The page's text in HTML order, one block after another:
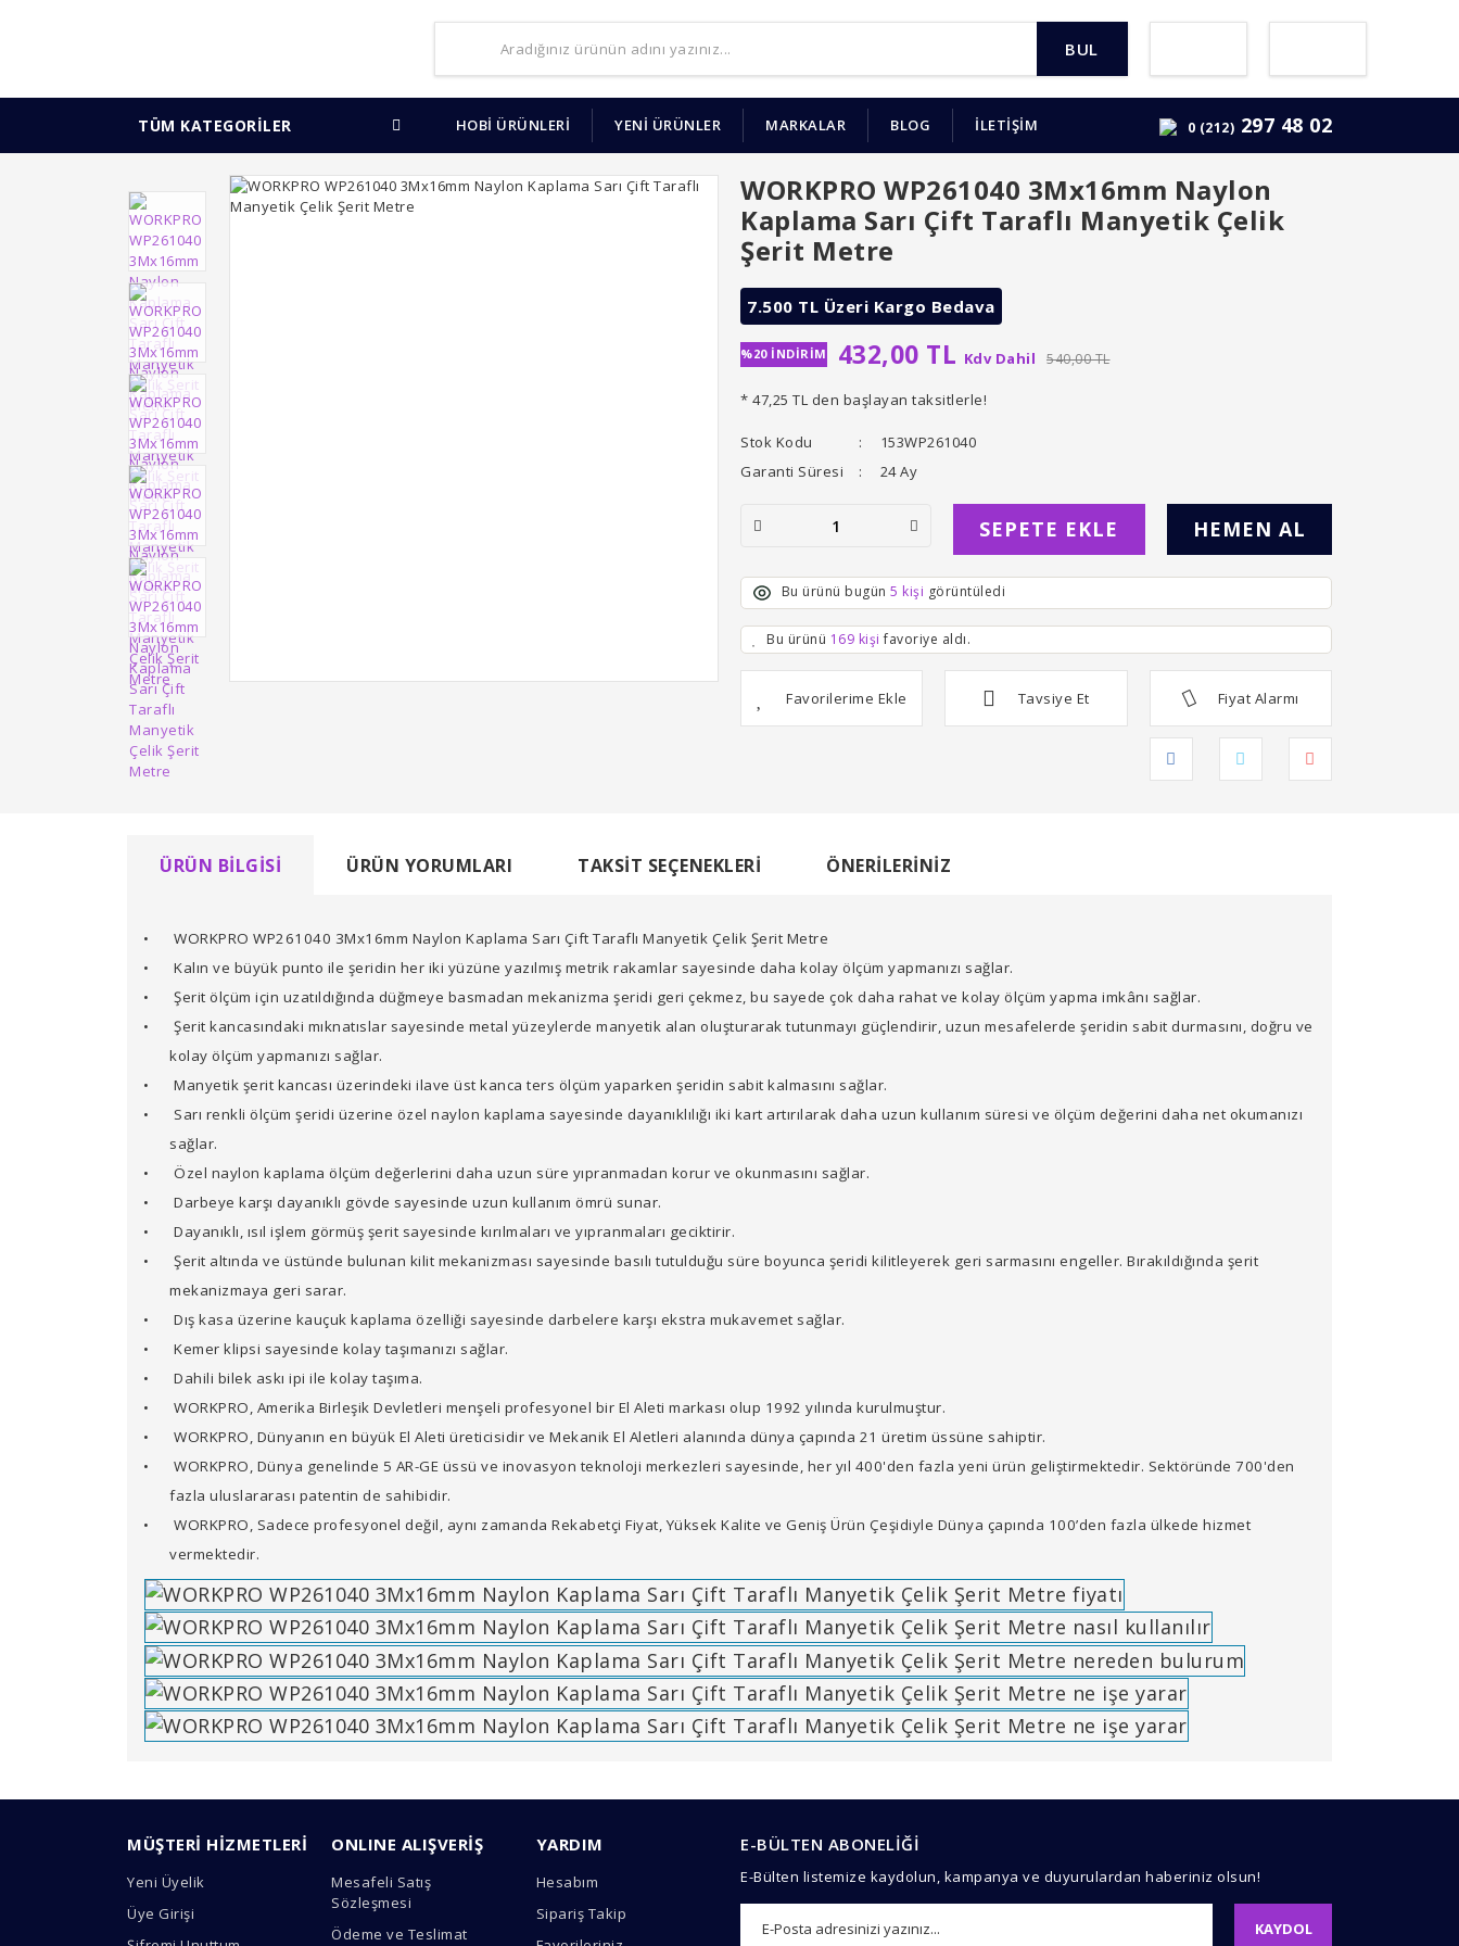
BUL
TÜM KATEGORİLER HOBİ ÜRÜNLERİ YENİ ÜRÜNLER MARKALAR BLOG İLETİŞİM 0 (212) 297 48 02
WORKPRO WP261040 3Mx16mm Naylon
Kaplama Sarı Çift Taraflı Manyetik Çelik
Şerit Metre
7.500 TL Üzeri Kargo Bedava
%20 İNDİRİM 432,00 TL Kdv Dahil 540,00 TL
* 47,25 TL den başlayan taksitlerle!
Stok Kodu
153WP261040
Garanti Süresi
24 Ay
SEPETE EKLE HEMEN AL
Bu ürünü bugün 5 kişi görüntüledi
Bu ürünü 169 kişi favoriye aldı.
Tavsiye Et Fiyat Alarmı
ÜRÜN BILGISI ÜRÜN YORUMLARI TAKSIT SEÇENEKLERI ÖNERILERINIZ
•
WORKPRO WP261040 3Mx16mm Naylon Kaplama Sarı Çift Taraflı Manyetik Çelik Şerit Metre
•
Kalın ve büyük punto ile şeridin her iki yüzüne yazılmış metrik rakamlar sayesinde daha kolay ölçüm yapmanızı sağlar.
•
Şerit ölçüm için uzatıldığında düğmeye basmadan mekanizma şeridi geri çekmez, bu sayede çok daha rahat ve kolay ölçüm yapma imkânı sağlar.
•
Şerit kancasındaki mıknatıslar sayesinde metal yüzeylerde manyetik alan oluşturarak tutunmayı güçlendirir, uzun mesafelerde şeridin sabit durmasını, doğru ve
kolay ölçüm yapmanızı sağlar.
•
Manyetik şerit kancası üzerindeki ilave üst kanca ters ölçüm yaparken şeridin sabit kalmasını sağlar.
•
Sarı renkli ölçüm şeridi üzerine özel naylon kaplama sayesinde dayanıklılığı iki kart artırılarak daha uzun kullanım süresi ve ölçüm değerini daha net okumanızı
sağlar.
•
Özel naylon kaplama ölçüm değerlerini daha uzun süre yıpranmadan korur ve okunmasını sağlar.
•
Darbeye karşı dayanıklı gövde sayesinde uzun kullanım ömrü sunar.
•
Dayanıklı, ısıl işlem görmüş şerit sayesinde kırılmaları ve yıpranmaları geciktirir.
•
Şerit altında ve üstünde bulunan kilit mekanizması sayesinde basılı tutulduğu süre boyunca şeridi kilitleyerek geri sarmasını engeller. Bırakıldığında şerit
mekanizmaya geri sarar.
•
Dış kasa üzerine kauçuk kaplama özelliği sayesinde darbelere karşı ekstra mukavemet sağlar.
•
Kemer klipsi sayesinde kolay taşımanızı sağlar.
•
Dahili bilek askı ipi ile kolay taşıma.
•
WORKPRO, Amerika Birleşik Devletleri menşeli profesyonel bir El Aleti markası olup 1992 yılında kurulmuştur.
•
WORKPRO, Dünyanın en büyük El Aleti üreticisidir ve Mekanik El Aletleri alanında dünya çapında 21 üretim üssüne sahiptir.
•
WORKPRO, Dünya genelinde 5 AR-GE üssü ve inovasyon teknoloji merkezleri sayesinde, her yıl 400'den fazla yeni ürün geliştirmektedir. Sektöründe 700'den
fazla uluslararası patentin de sahibidir.
•
WORKPRO, Sadece profesyonel değil, aynı zamanda Rekabetçi Fiyat, Yüksek Kalite ve Geniş Ürün Çeşidiyle Dünya çapında 100’den fazla ülkede hizmet
vermektedir.
Yorum Yaz
Ürün açıklamasında eksik bilgiler bulunuyor.
Ürün bilgilerinde hatalar bulunuyor.
MÜŞTERİ HİZMETLERİ
Yeni Üyelik
Üye Girişi
ONLINE ALIŞVERİŞ
Mesafeli Satış
Sözleşmesi
Ödeme ve Teslimat
YARDIM
Hesabım
Sipariş Takip
E-BÜLTEN ABONELİĞİ
E-Bülten listemize kaydolun, kampanya ve duyurulardan haberiniz olsun!
KAYDOL